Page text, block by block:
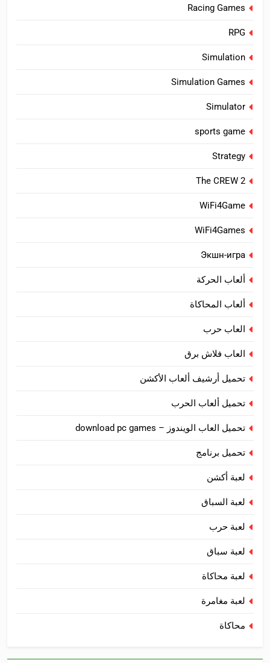
Racing Games
RPG
Simulation
Simulation Games
Simulator
sports game
Strategy
The CREW 2
WiFi4Game
WiFi4Games
Экшн-игра
ألعاب الحركة
ألعاب المحاكاة
العاب حرب
العاب فلاش برق
تحميل أرشيف ألعاب الأكشن
تحميل ألعاب الحرب
تحميل العاب الويندوز – download pc games
تحميل برنامج
لعبة أكشن
لعبة السباق
لعبة حرب
لعبة سباق
لعبة محاكاة
لعبة مغامرة
محاكاة